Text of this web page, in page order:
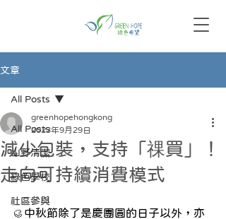
文章
All Posts
山野清潔
綠色學校
社區參與
All Posts
減少包裝，支持「祼買」！
走向可持續消費模式
greenhopehongkong
2023年9月29日
🥮 中秋節除了是慶團圓的日子以外，亦